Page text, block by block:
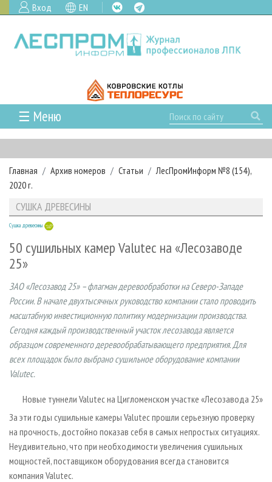
Вход EN
☰ Меню
ГЛАВНАЯ
РУБРИКИ И ТЕМЫ
РУБРИКИ ЖУРНАЛА
ЛЕСОЗАГОТОВКА
ДЕРЕВООБРАБОТКА
СУШКА ДРЕВЕСИНЫ
ПРОИЗВОДСТВО ДРЕВЕСНЫХ ПЛИТ
ДЕРЕВЯННОЕ ДОМОСТРОЕНИЕ
ПРОИЗВОДСТВО МЕБЕЛИ
БИОЭНЕРГЕТИКА
ЦБП
ИНСТРУМЕНТ И МАТЕРИАЛЫ
НОВОСТИ
НОВОСТИ ЛПК
НОВОСТИ КОМПАНИЙ
ПРОЕКТЫ ЛПИ
АНАЛИТИКА
ЛЕСНЫЕ РЕГИОНЫ РОССИИ
ПЕРСОНЫ
МОБИЛЬНЫЕ ВЫСТАВКИ
ОФИЦИАЛЬНЫЕ ДЕЛЕГАЦИИ
ПРИОРИТЕТНЫЕ ИНВЕСТПРОЕКТЫ
RUSSIAN FORESTRY REVIEW
ГАЗЕТА ЛЕСПРОМФОРУМ
БИБЛИОТЕКА СПЕЦИАЛИСТА
АРХИВ
СТАТЬИ
О ЖУРНАЛЕ
ПОДПИСКА
КОНТАКТЫ
РЕКЛАМОДАТЕЛЯМ
РЕКЛАМА
РЕКЛАМА НА САЙТЕ
Главная Архив номеров Статьи
ЛесПромИнформ №8 (154),
2020 г.
СУШКА ДРЕВЕСИНЫ
Сушка древесины
50 сушильных камер Valutec на «Лесозаводе
25»
ЗАО «Лесозавод 25» – флагман деревообработки на Северо-Западе
России. В начале двухтысячных руководство компании стало проводить
масштабную инвестиционную политику модернизации производства.
Сегодня каждый производственный участок лесозавода является
образцом современного деревообрабатывающего предприятия. Для
всех площадок было выбрано сушильное оборудование компании
Valutec.
Новые туннели Valutec на Цигломенском участке «Лесозавода 25»
За эти годы сушильные камеры Valutec прошли серьезную проверку
на прочность, достойно показав себя в самых непростых ситуациях.
Неудивительно, что при необходимости увеличения сушильных
мощностей, поставщиком оборудования всегда становится
компания Valutec.